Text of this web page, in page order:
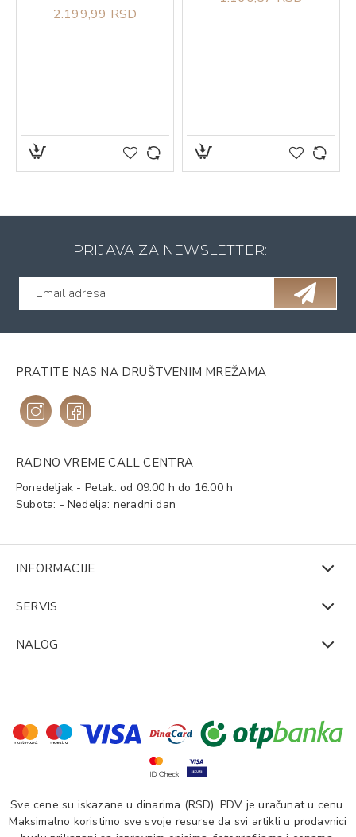
2.199,99 RSD
PRIJAVA ZA NEWSLETTER:
PRATITE NAS NA DRUŠTVENIM MREŽAMA
RADNO VREME CALL CENTRA
Ponedeljak - Petak: od 09:00 h do 16:00 h
Subota: - Nedelja: neradni dan
INFORMACIJE
SERVIS
NALOG
Sve cene su iskazane u dinarima (RSD). PDV je uračunat u cenu.
Maksimalno koristimo sve svoje resurse da svi artikli u prodavnici